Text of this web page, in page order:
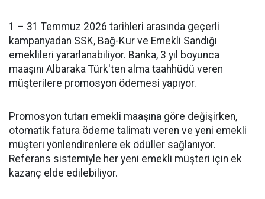
1 – 31 Temmuz 2026 tarihleri arasında geçerli
kampanyadan SSK, Bağ-Kur ve Emekli Sandığı
emeklileri yararlanabiliyor. Banka, 3 yıl boyunca
maaşını Albaraka Türk'ten alma taahhüdü veren
müşterilere promosyon ödemesi yapıyor.
Promosyon tutarı emekli maaşına göre değişirken,
otomatik fatura ödeme talimatı veren ve yeni emekli
müşteri yönlendirenlere ek ödüller sağlanıyor.
Referans sistemiyle her yeni emekli müşteri için ek
kazanç elde edilebiliyor.